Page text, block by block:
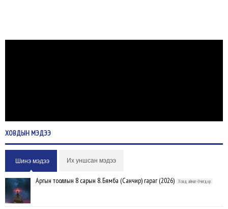
ХОВДЫНМЭДЭЭ
Шинэ мэдээ Их уншсан мэдээ
Аргын тооллын 8 сарын 8. Бямба (Санчир) гараг (2026) Ховд аймаг-Өчигдөр